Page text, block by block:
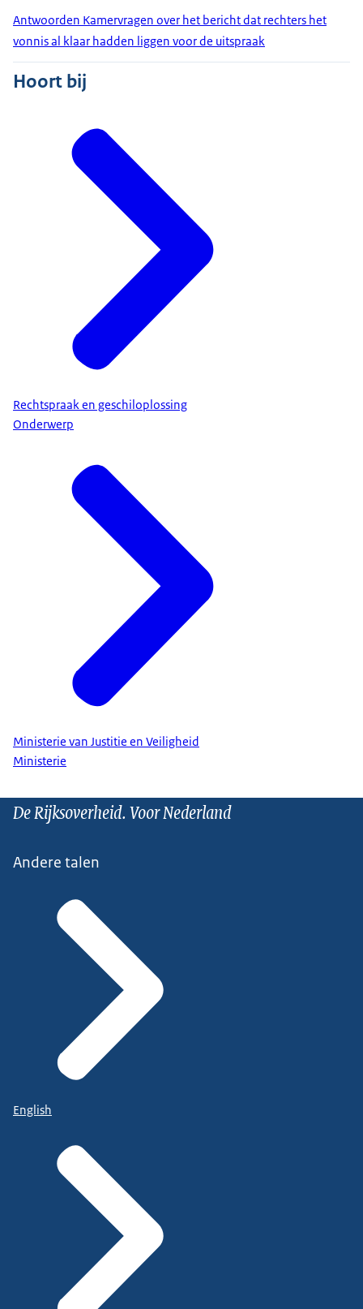
Antwoorden Kamervragen over het bericht dat rechters het
vonnis al klaar hadden liggen voor de uitspraak
Hoort bij
Rechtspraak en geschiloplossing
Onderwerp
Ministerie van Justitie en Veiligheid
Ministerie
De Rijksoverheid. Voor Nederland
Andere talen
English